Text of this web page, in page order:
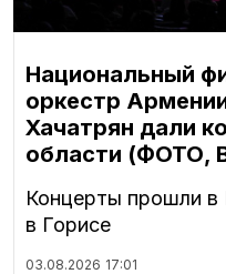
Национальный
оркестр
Хачатрян дали
области (ФОТО,
Концерты прошли в
в Горисе
03.08.2026 17:01